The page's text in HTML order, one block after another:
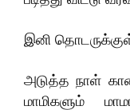
இனி
அடுத்த நாள்
மாமிகளும்